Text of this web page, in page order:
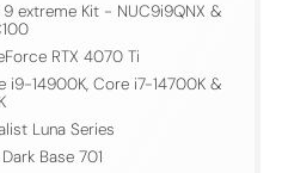
9 extreme Kit - NUC9i9QNX &
RTX 4070 Ti
i9-14900K, Core i7-14700K &
Luna Series
Base 701